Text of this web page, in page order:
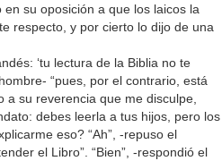
su oposición a que los laicos la
respecto, y por cierto lo dijo de una
‘tu lectura de la Biblia no te
“pues, por el contrario, está
a su reverencia que me disculpe,
debes leerla a tus hijos, pero los
eso? “Ah”, -repuso el
el Libro”. “Bien”, -respondió el